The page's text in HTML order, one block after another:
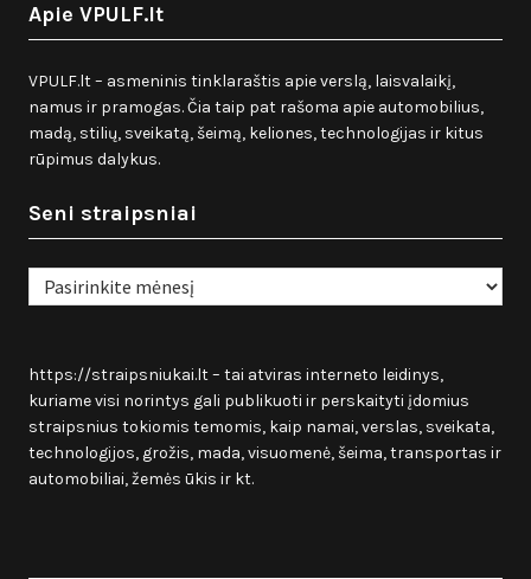
Apie VPULF.lt
VPULF.lt – asmeninis tinklaraštis apie verslą, laisvalaikį,
namus ir pramogas. Čia taip pat rašoma apie automobilius,
madą, stilių, sveikatą, šeimą, keliones, technologijas ir kitus
rūpimus dalykus.
Seni straipsniai
Seni
straipsniai
https://straipsniukai.lt– tai atviras interneto leidinys,
kuriame visi norintys gali publikuoti ir perskaityti įdomius
straipsnius tokiomis temomis, kaip namai, verslas, sveikata,
technologijos, grožis, mada, visuomenė, šeima, transportas ir
automobiliai, žemės ūkis ir kt.